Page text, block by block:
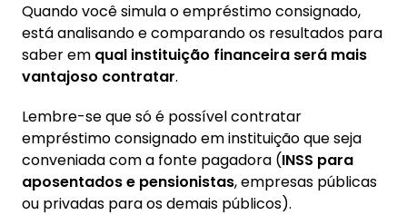
Quando você simula o empréstimo consignado,
está analisando e comparando os resultados para
saber em qual instituição financeira será mais
vantajoso contratar.
Lembre-se que só é possível contratar
empréstimo consignado em instituição que seja
conveniada com a fonte pagadora (INSS para
aposentados e pensionistas, empresas públicas
ou privadas para os demais públicos).